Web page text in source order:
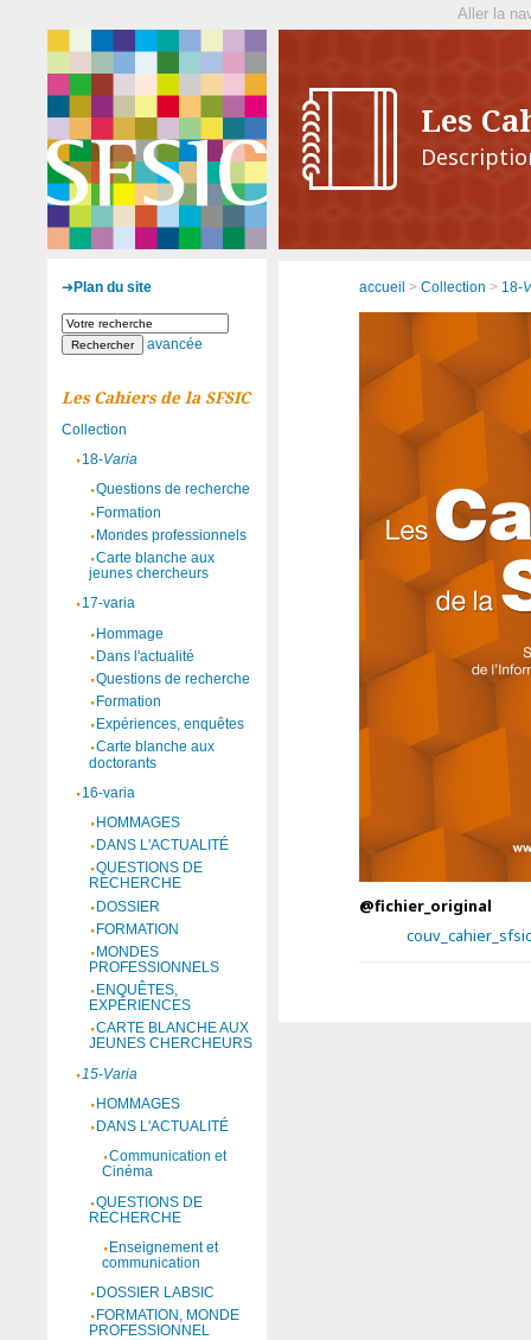
Aller la
Les
accueil > Collection > 18-
@fichier_original
Plan du site
avancée
Les Cahiers de la SFSIC
Collection
18-Varia
Questions de recherche
Formation
Mondes professionnels
Carte blanche aux
jeunes chercheurs
17-varia
Hommage
Dans l'actualité
Questions de recherche
Formation
Expériences, enquêtes
Carte blanche aux
doctorants
16-varia
HOMMAGES
DANS L'ACTUALITÉ
QUESTIONS DE
RECHERCHE
DOSSIER
FORMATION
MONDES
PROFESSIONNELS
ENQUÊTES,
EXPÉRIENCES
CARTE BLANCHE AUX
JEUNES CHERCHEURS
15-Varia
HOMMAGES
DANS L'ACTUALITÉ
Communication et
Cinéma
QUESTIONS DE
RECHERCHE
Enseignement et
communication
DOSSIER LABSIC
FORMATION, MONDE
PROFESSIONNEL